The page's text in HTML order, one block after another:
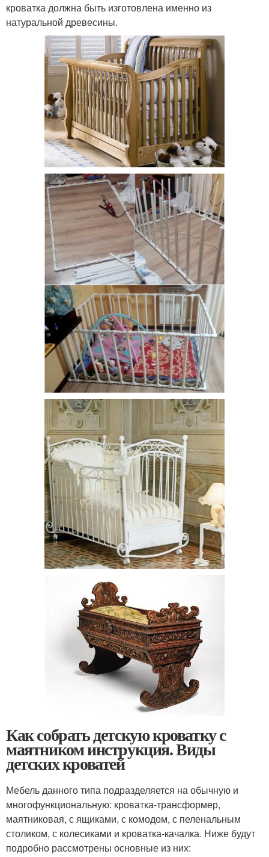
кроватка должна быть изготовлена именно из
натуральной древесины.
Как собрать детскую кроватку с
маятником инструкция. Виды
детских кроватей
Мебель данного типа подразделяется на обычную и
многофункциональную: кроватка-трансформер,
маятниковая, с ящиками, с комодом, с пеленальным
столиком, с колесиками и кроватка-качалка. Ниже будут
подробно рассмотрены основные из них: